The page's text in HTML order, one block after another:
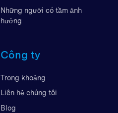
Những người có tầm ảnh
hưởng
Công ty
Trong khoảng
Liên hệ chúng tôi
Blog